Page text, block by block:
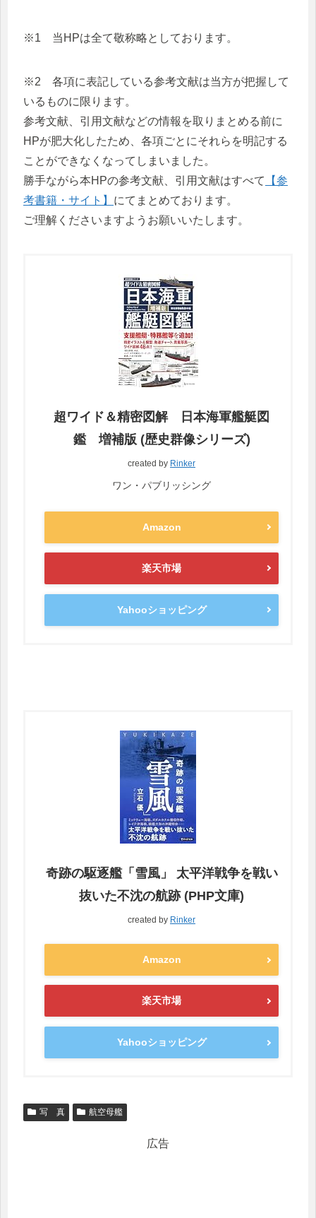
※1 当HPは全て敬称略としております。
※2 各項に表記している参考文献は当方が把握して
いるものに限ります。
参考文献、引用文献などの情報を取りまとめる前に
HPが肥大化したため、各項ごとにそれらを明記する
ことができなくなってしまいました。
勝手ながら本HPの参考文献、引用文献はすべて
【参
考書籍・サイト】 にてまとめております。
ご理解くださいますようお願いいたします。
超ワイド＆精密図解 日本海軍艦艇図
鑑 増補版 (歴史群像シリーズ)
created by Rinker
ワン・パブリッシング
Amazon
楽天市場
Yahooショッピング
奇跡の駆逐艦「雪風」 太平洋戦争を戦い
抜いた不沈の航跡 (PHP文庫)
created by Rinker
Amazon
楽天市場
Yahooショッピング
写 真 航空母艦
広告